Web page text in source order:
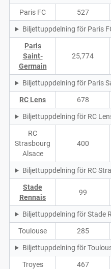
Paris FC 527
Biljettuppdelning för Paris
Paris
Saint-
Germain
25,774
Biljettuppdelning för Paris
RC Lens 678
Biljettuppdelning för RC
RC
Strasbourg
Alsace
400
Biljettuppdelning för RC
Stade
Rennais
99
Biljettuppdelning för Stade
Toulouse 285
Biljettuppdelning för
Troyes 467